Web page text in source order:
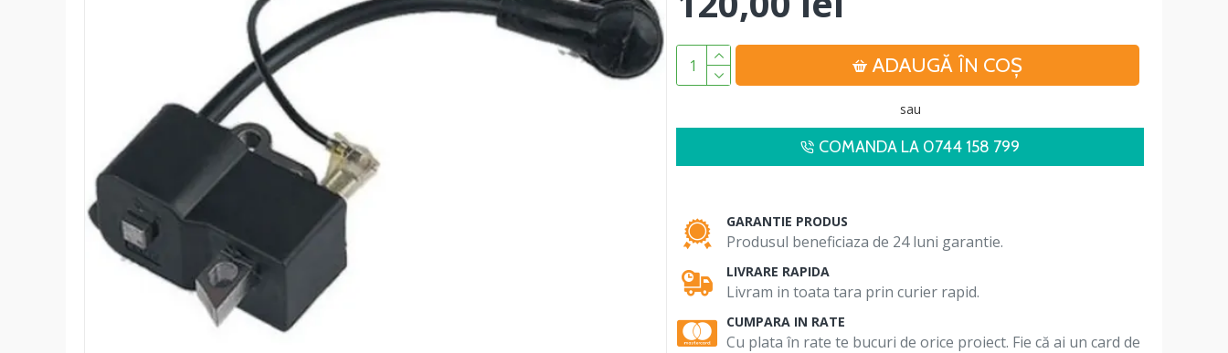
ADAUGĂ ÎN COŞ
sau
COMANDA LA 0744 158 799
GARANTIE PRODUS
Produsul beneficiaza de 24 luni garantie.
LIVRARE RAPIDA
Livram in toata tara prin curier rapid.
CUMPARA IN RATE
Cu plata în rate te bucuri de orice proiect. Fie că ai un card de